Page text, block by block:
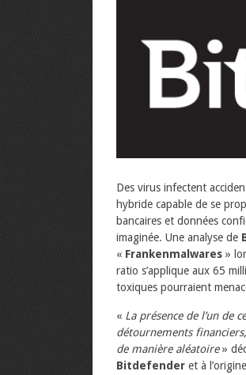
Des virus infectent
hybride capable de se
bancaires et données
imaginée. Une analyse de
« Frankenmalwares »
ratio s’applique aux 65
toxiques pourraient
« La présence de l’un
détournements
de manière aléatoire»
Bitdefender et à